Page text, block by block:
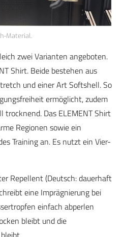
Material.
zwei Varianten angeboten.
Shirt. Beide bestehen aus
und einer Art Softshell. So
ermöglicht, zudem
trocknend. Das ELEMENT Shirt
Regionen sowie ein
Training an. Es nutzt ein Vier-
Repellent (Deutsch: dauerhaft
eine Imprägnierung bei
einfach abperlen
bleibt und die